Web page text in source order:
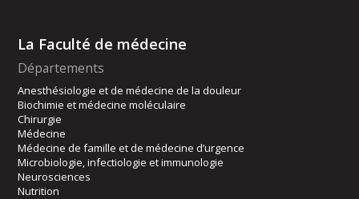
La Faculté de médecine
Départements
Anesthésiologie et de médecine de la douleur
Biochimie et médecine moléculaire
Chirurgie
Médecine
Médecine de famille et de médecine d’urgence
Microbiologie, infectiologie et immunologie
Neurosciences
Nutrition